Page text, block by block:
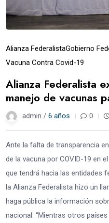
Alianza FederalistaGobierno
Vacuna Contra Covid-19
Alianza Federalista
manejo de vacunas
admin / 6 años 0
Ante la falta de transparencia
de la vacuna por COVID-19 en
que tendrá hacia las entidades
la Alianza Federalista hizo un
haga pública la información
nacional. “Mientras otros países